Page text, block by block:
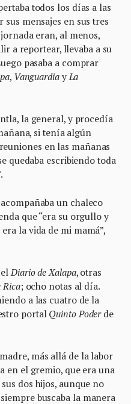
todos los días a las
sus mensajes en sus tres
eran, al menos,
a reportear, llevaba a su
pasaba a comprar
, Vanguardiay La
la general, y procedía
si tenía algún
en las mañanas
quedaba escribiendo toda
un chaleco
que “era su orgullo y
la vida de mi mamá”,
Diario de Xalapa, otras
Rica; ocho notas al día.
a las cuatro de la
portal Quinto Poderde
más allá de la labor
en el gremio, que era una
dos hijos, aunque no
buscaba la manera